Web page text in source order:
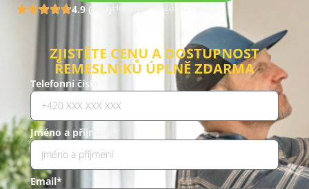
4.9 (960) Hodnocení zákazníků
ZJISTĚTE CENU A DOSTUPNOST
ŘEMESLNÍKŮ ÚPLNĚ ZDARMA
Telefonní číslo *
Jméno a příjmení*
Email*